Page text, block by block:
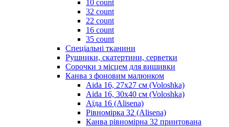
10 count
32 count
22 count
16 count
35 count
Спеціальні тканини
Рушники, скатертини, серветки
Сорочки з місцем для вишивки
Канва з фоновим малюнком
Aida 16, 27х27 см (Voloshka)
Aida 16, 30х40 см (Voloshka)
Аїда 16 (Alisena)
Рівномірка 32 (Alisena)
Канва рівномірна 32 принтована